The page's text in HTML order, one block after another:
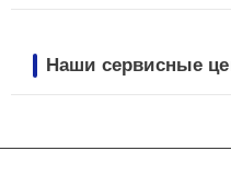
Наши сервисные